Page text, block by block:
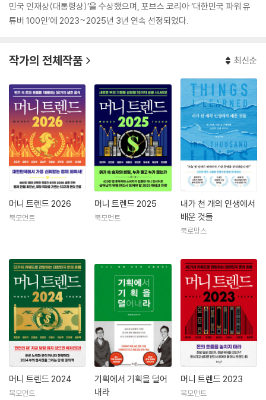
민국 인재상(대통령상)’을 수상했으며, 포브스 코리아 ‘대한민국 파워 유
튜버 100인’에 2023~2025년 3년 연속 선정되었다.
작가의 전체작품 최신순
머니 트렌드 2026
북모먼트
머니 트렌드 2025
북모먼트
내가 천 개의 인생에서
배운 것들
북로망스
머니 트렌드 2024
북모먼트
기획에서 기획을 덜어
내라
머니 트렌드 2023
북모먼트